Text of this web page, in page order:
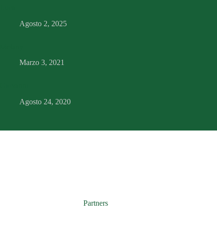
Agosto 2, 2025
Marzo 3, 2021
Agosto 24, 2020
Partners